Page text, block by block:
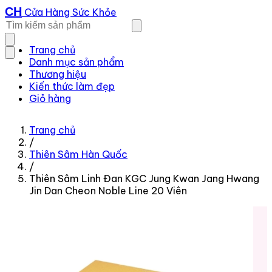
CH Cửa Hàng Sức Khỏe
Trang chủ
Danh mục sản phẩm
Thương hiệu
Kiến thức làm đẹp
Giỏ hàng
Trang chủ
/
Thiên Sâm Hàn Quốc
/
Thiên Sâm Linh Đan KGC Jung Kwan Jang Hwang
Jin Dan Cheon Noble Line 20 Viên